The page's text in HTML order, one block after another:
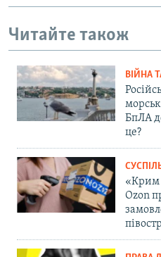
Читайте також
ВІЙНА
БпЛА
це?
«Крим
Ozon